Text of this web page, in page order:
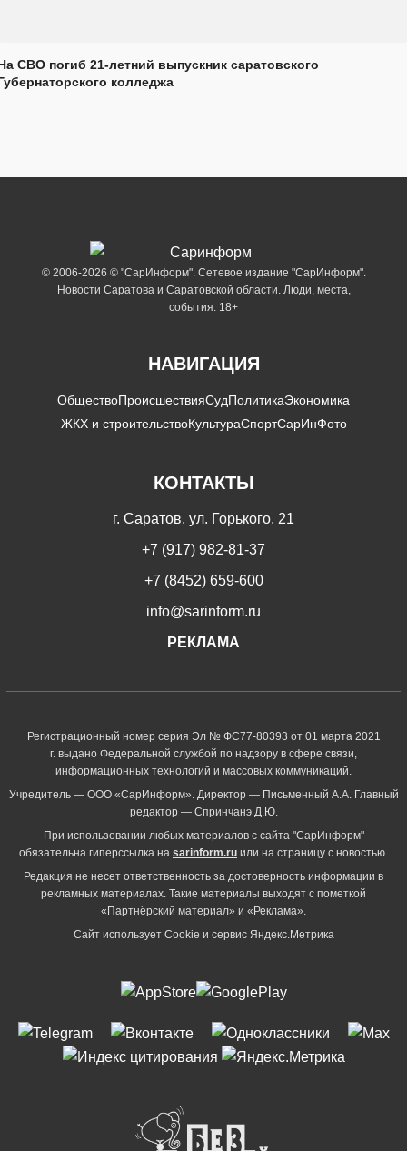
СВО погиб 21-летний выпускник саратовского
колледжа
© 2006-2026 © "СарИнформ". Сетевое издание "СарИнформ".
Новости Саратова и Саратовской области. Люди, места,
события. 18+
НАВИГАЦИЯ
ОбществоПроисшествияСудПолитикаЭкономика
ЖКХ и строительствоКультураСпортСарИнФото
КОНТАКТЫ
г. Саратов, ул. Горького, 21
+7 (917) 982-81-37
+7 (8452) 659-600
info@sarinform.ru
РЕКЛАМА
Регистрационный номер серия Эл № ФС77-80393 от 01 марта 2021
г. выдано Федеральной службой по надзору в сфере связи,
информационных технологий и массовых коммуникаций.
Учредитель — ООО «СарИнформ». Директор — Письменный А.А. Главный
редактор — Спринчанэ Д.Ю.
При использовании любых материалов с сайта "СарИнформ"
обязательна гиперссылка на sarinform.ru или на страницу с новостью.
Редакция не несет ответственность за достоверность информации в
рекламных материалах. Такие материалы выходят с пометкой
«Партнёрский материал» и «Реклама».
Сайт использует Cookie и сервиc Яндекс.Метрика